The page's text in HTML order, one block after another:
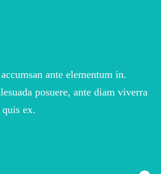
ante elementum in.
posuere, ante diam viverra
ex.